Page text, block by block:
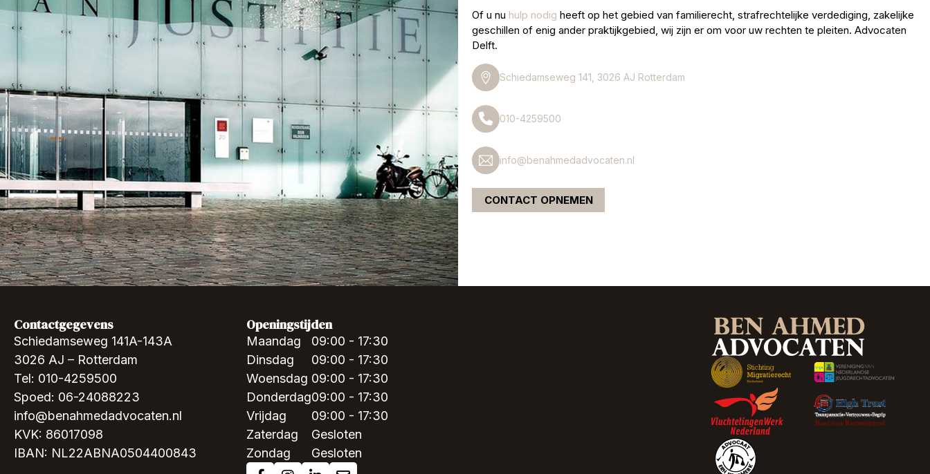
Of u nu hulp nodig heeft op het gebied van familierecht, strafrechtelijke verdediging, zakelijke
geschillen of enig ander praktijkgebied, wij zijn er om voor uw rechten te pleiten. Advocaten
Delft.
Schiedamseweg 141, 3026 AJ Rotterdam
010-4259500
info@benahmedadvocaten.nl
CONTACT OPNEMEN
Contactgegevens
Schiedamseweg 141A-143A
3026 AJ – Rotterdam
Tel: 010-4259500
Spoed: 06-24088223
info@benahmedadvocaten.nl
KVK: 86017098
IBAN: NL22ABNA0504400843
Openingstijden
Maandag
Dinsdag
Woensdag
Donderdag
Vrijdag
Zaterdag
Zondag
09:00 - 17:30
09:00 - 17:30
09:00 - 17:30
09:00 - 17:30
09:00 - 17:30
Gesloten
Gesloten